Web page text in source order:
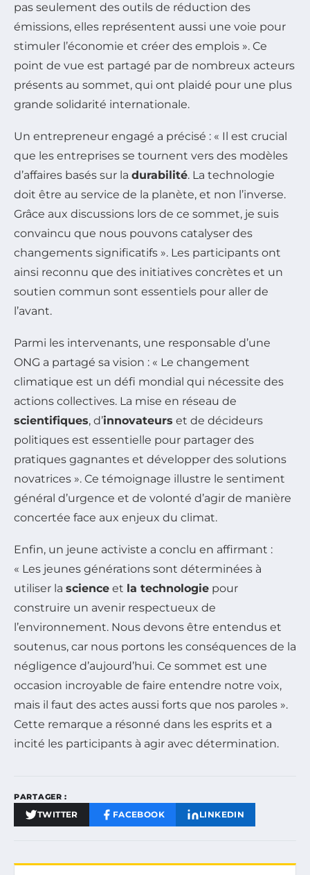
pas seulement des outils de réduction des
émissions, elles représentent aussi une voie pour
stimuler l’économie et créer des emplois ». Ce
point de vue est partagé par de nombreux acteurs
présents au sommet, qui ont plaidé pour une plus
grande solidarité internationale.
Un entrepreneur engagé a précisé : « Il est crucial
que les entreprises se tournent vers des modèles
d’affaires basés sur la durabilité. La technologie
doit être au service de la planète, et non l’inverse.
Grâce aux discussions lors de ce sommet, je suis
convaincu que nous pouvons catalyser des
changements significatifs ». Les participants ont
ainsi reconnu que des initiatives concrètes et un
soutien commun sont essentiels pour aller de
l’avant.
Parmi les intervenants, une responsable d’une
ONG a partagé sa vision : « Le changement
climatique est un défi mondial qui nécessite des
actions collectives. La mise en réseau de
scientifiques, d’innovateurs et de décideurs
politiques est essentielle pour partager des
pratiques gagnantes et développer des solutions
novatrices ». Ce témoignage illustre le sentiment
général d’urgence et de volonté d’agir de manière
concertée face aux enjeux du climat.
Enfin, un jeune activiste a conclu en affirmant :
« Les jeunes générations sont déterminées à
utiliser la science et la technologie pour
construire un avenir respectueux de
l’environnement. Nous devons être entendus et
soutenus, car nous portons les conséquences de la
négligence d’aujourd’hui. Ce sommet est une
occasion incroyable de faire entendre notre voix,
mais il faut des actes aussi forts que nos paroles ».
Cette remarque a résonné dans les esprits et a
incité les participants à agir avec détermination.
PARTAGER :
TWITTER FACEBOOK LINKEDIN